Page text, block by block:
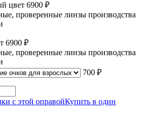
цвет 6900 ₽
проверенные линзы производства
6900 ₽
проверенные линзы производства
700 ₽
с этой оправойКупить в один